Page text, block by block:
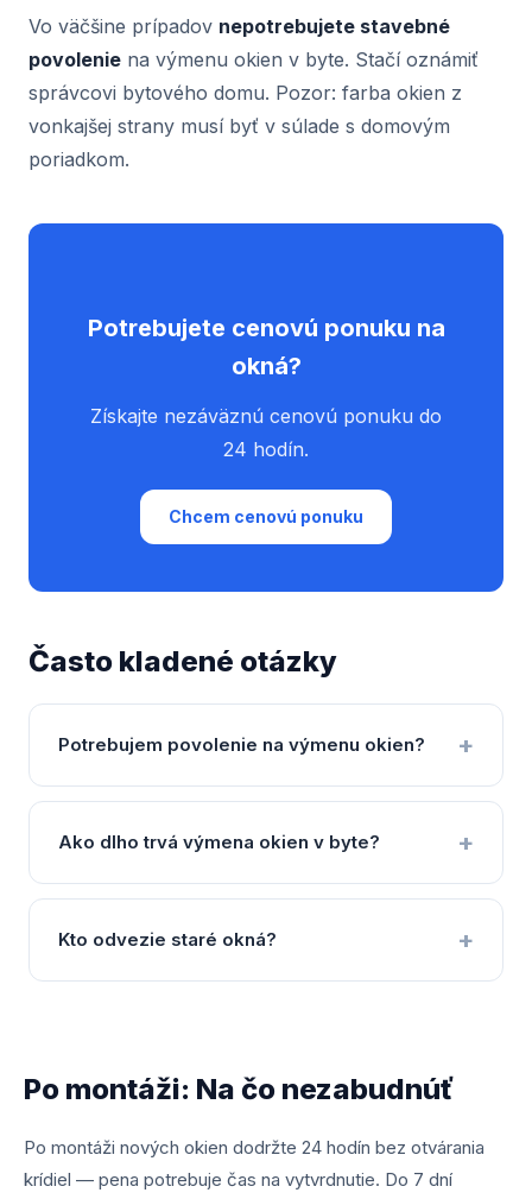
Vo väčšine prípadov nepotrebujete stavebné
povolenie na výmenu okien v byte. Stačí oznámiť
správcovi bytového domu. Pozor: farba okien z
vonkajšej strany musí byť v súlade s domovým
poriadkom.
Potrebujete cenovú ponuku na
okná?
Získajte nezáväznú cenovú ponuku do
24 hodín.
Chcem cenovú ponuku
Často kladené otázky
Potrebujem povolenie na výmenu okien?
Ako dlho trvá výmena okien v byte?
Kto odvezie staré okná?
Po montáži: Na čo nezabudnúť
Po montáži nových okien dodržte 24 hodín bez otvárania
krídiel — pena potrebuje čas na vytvrdnutie. Do 7 dní